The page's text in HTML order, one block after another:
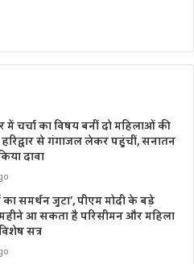
चर्चा का विषय बनीं दो महिलाओं की
हरिद्वार से गंगाजल लेकर पहुंचीं, सनातन
दावा
का समर्थन जुटा’, पीएम मोदी के बड़े
आ सकता है परिसीमन और महिला
सत्र